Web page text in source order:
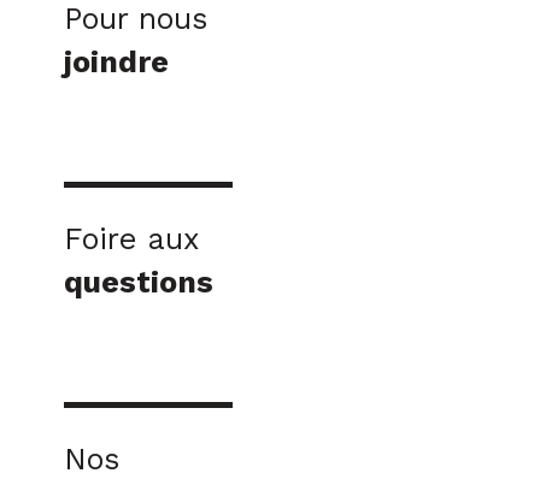
Pour nous
joindre
Foire aux
questions
Nos